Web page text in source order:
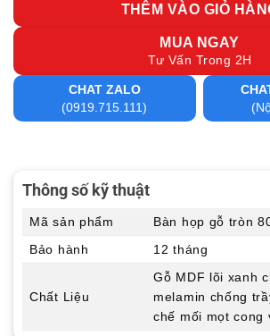
THÊM VÀO GIỎ
MUA NGAY
Tư Vấn Trong 2H
CHAT ZALO
(0919.715.111)
Thông số kỹ thuật
Mã sản phẩm
Bàn họp gỗ tròn
Bảo hành
12 tháng
Chất Liệu
Gỗ MDF lõi xanh
melamin chống
chế mối mọt cong